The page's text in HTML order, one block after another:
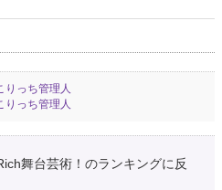
りっち管理人
りっち管理人
舞台芸術！のランキングに反